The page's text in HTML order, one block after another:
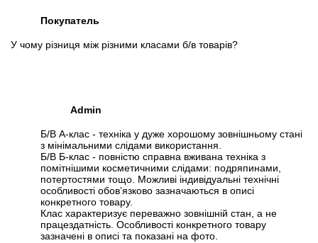
Покупатель
У чому різниця між різними класами б/в товарів?
Admin
Б/В А-клас - техніка у дуже хорошому зовнішньому стані
з мінімальними слідами використання.
Б/В Б-клас - повністю справна вживана техніка з
помітнішими косметичними слідами: подряпинами,
потертостями тощо. Можливі індивідуальні технічні
особливості обов’язково зазначаються в описі
конкретного товару.
Клас характеризує переважно зовнішній стан, а не
працездатність. Особливості конкретного товару
зазначені в описі та показані на фото.